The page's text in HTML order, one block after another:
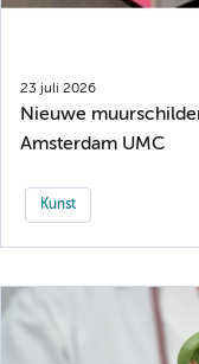
23 juli 2026
Nieuwe
Amsterdam UMC
Kunst